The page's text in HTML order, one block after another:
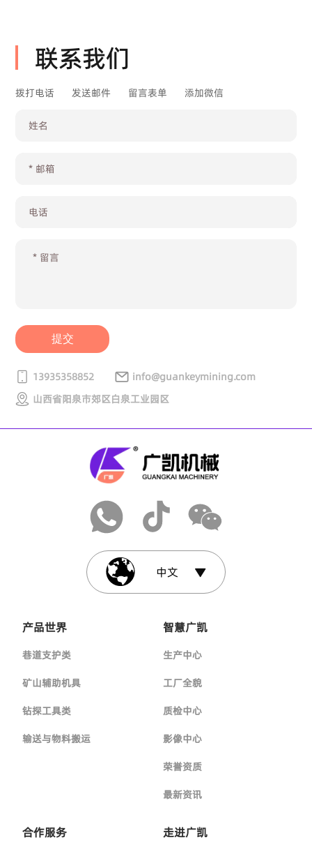
联系我们
拨打电话 发送邮件 留言表单 添加微信
提交
13935358852
info@guankeymining.com
山西省阳泉市郊区白泉工业园区
中文
产品世界
巷道支护类
矿山辅助机具
钻探工具类
输送与物料搬运
智慧广凯
生产中心
工厂全貌
质检中心
影像中心
荣誉资质
最新资讯
合作服务 走进广凯